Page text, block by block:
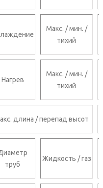
Макс. / мин. /
тихий
Нагрев
Макс. / мин. /
тихий
длина / перепад высот
труб
Жидкость / газ